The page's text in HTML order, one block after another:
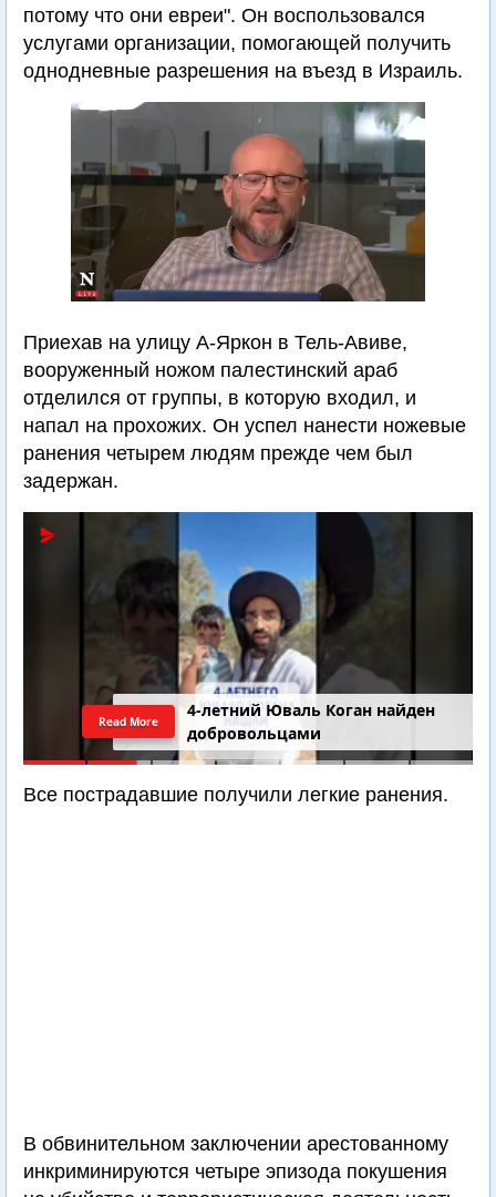
потому что они евреи". Он воспользовался
услугами организации, помогающей получить
однодневные разрешения на въезд в Израиль.
Приехав на улицу А-Яркон в Тель-Авиве,
вооруженный ножом палестинский араб
отделился от группы, в которую входил, и
напал на прохожих. Он успел нанести ножевые
ранения четырем людям прежде чем был
задержан.
4-летний Юваль Коган найден
добровольцами
Read More
Все пострадавшие получили легкие ранения.
В обвинительном заключении арестованному
инкриминируются четыре эпизода покушения